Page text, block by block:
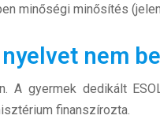
bolt
minőségi minősítés
nem
A gyermek dedikált
finanszírozta.